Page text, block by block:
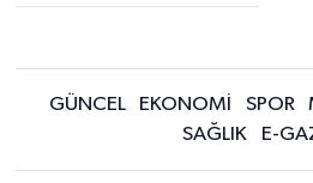
GÜNCEL EKONOMİ SPOR
SAĞLIK
E-